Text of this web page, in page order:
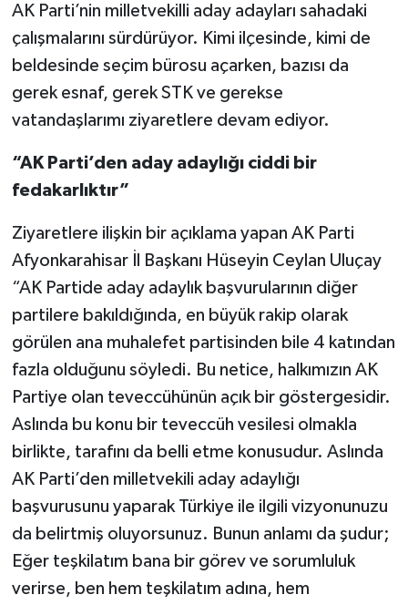
AK Parti’nin milletvekilli aday adayları sahadaki
çalışmalarını sürdürüyor. Kimi ilçesinde, kimi de
beldesinde seçim bürosu açarken, bazısı da
gerek esnaf, gerek STK ve gerekse
vatandaşlarımı ziyaretlere devam ediyor.
“AK Parti’den aday adaylığı ciddi bir
fedakarlıktır”
Ziyaretlere ilişkin bir açıklama yapan AK Parti
Afyonkarahisar İl Başkanı Hüseyin Ceylan Uluçay
“AK Partide aday adaylık başvurularının diğer
partilere bakıldığında, en büyük rakip olarak
görülen ana muhalefet partisinden bile 4 katından
fazla olduğunu söyledi. Bu netice, halkımızın AK
Partiye olan teveccühünün açık bir göstergesidir.
Aslında bu konu bir teveccüh vesilesi olmakla
birlikte, tarafını da belli etme konusudur. Aslında
AK Parti’den milletvekili aday adaylığı
başvurusunu yaparak Türkiye ile ilgili vizyonunuzu
da belirtmiş oluyorsunuz. Bunun anlamı da şudur;
Eğer teşkilatım bana bir görev ve sorumluluk
verirse, ben hem teşkilatım adına, hem